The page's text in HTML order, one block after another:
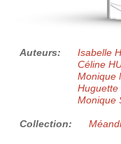
Auteurs:
Isabelle
Céline
Monique
Huguette
Monique
Collection: